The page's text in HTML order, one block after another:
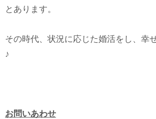
とあります。
その時代、状況に応じた婚活をし、幸
♪
お問いあわせ